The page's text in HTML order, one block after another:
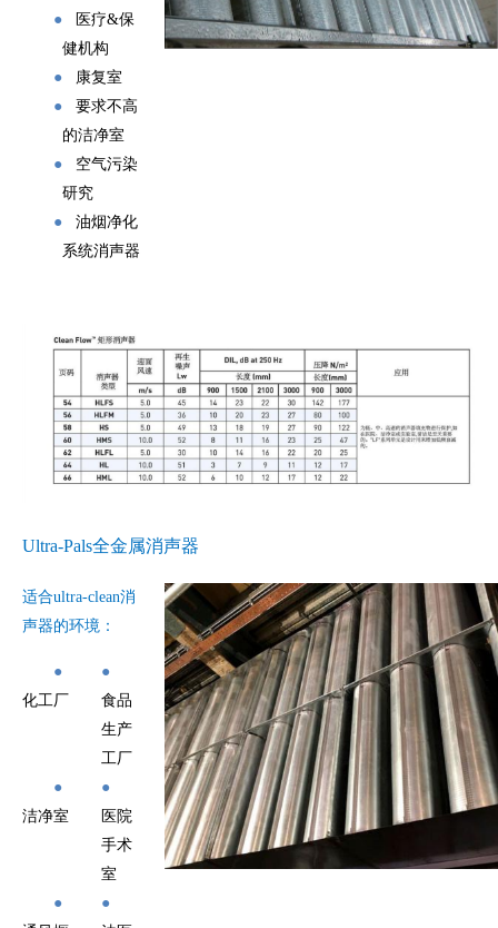
● 医疗&保
健机构
● 康复室
● 要求不高
的洁净室
● 空气污染
研究
● 油烟净化
系统消声器
Ultra-Pals全金属消声器
适合ultra-clean消
声器的环境：
●
化工厂
●
食品
生产
工厂
●
洁净室
●
医院
手术
室
●
●